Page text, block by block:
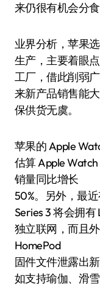
来仍很有机会分食
业界分析，苹果
生产，主要着眼
工厂，借此削弱
来新产品销售能
保供货无虞。
苹果的 Apple
估算 Apple
销量同比增长
50%。另外，最
Series 3 将会拥
独立联网，而且
HomePod
固件文件泄露出
如支持瑜伽、滑